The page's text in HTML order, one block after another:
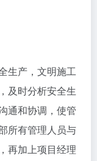
生产，文明施工
及时分析安全生
通和协调，使管
所有管理人员与
再加上项目经理